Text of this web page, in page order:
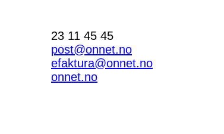
23 11 45 45
post@onnet.no
efaktura@onnet.no
onnet.no